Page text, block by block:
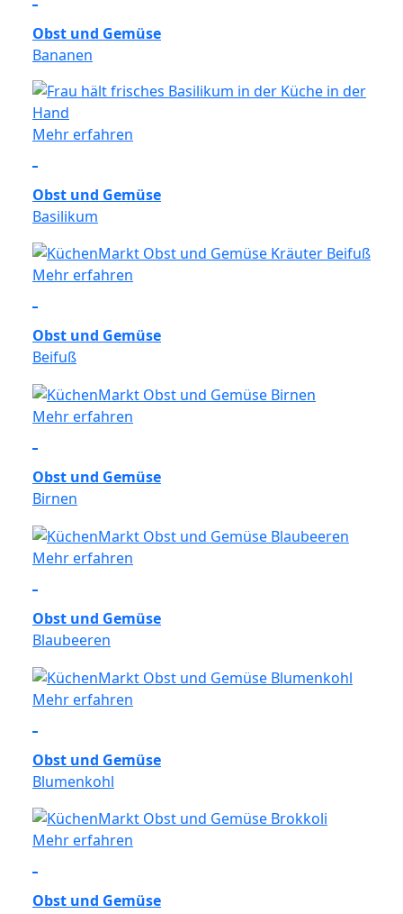
Obst und Gemüse
Bananen
Mehr erfahren
Obst und Gemüse
Basilikum
Mehr erfahren
Obst und Gemüse
Beifuß
Mehr erfahren
Obst und Gemüse
Birnen
Mehr erfahren
Obst und Gemüse
Blaubeeren
Mehr erfahren
Obst und Gemüse
Blumenkohl
Mehr erfahren
Obst und Gemüse